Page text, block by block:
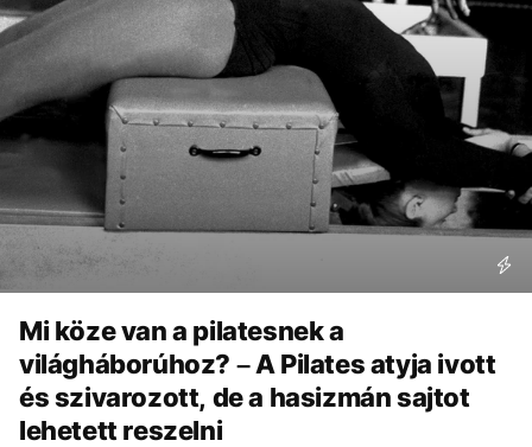
Mi köze van a pilatesnek a
világháborúhoz? – A Pilates atyja ivott
és szivarozott, de a hasizmán sajtot
lehetett reszelni